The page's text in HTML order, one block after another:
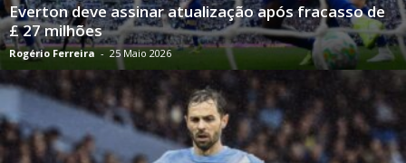
Everton deve assinar atualização após fracasso de
£ 27 milhões
Rogério Ferreira - 25 Maio 2026